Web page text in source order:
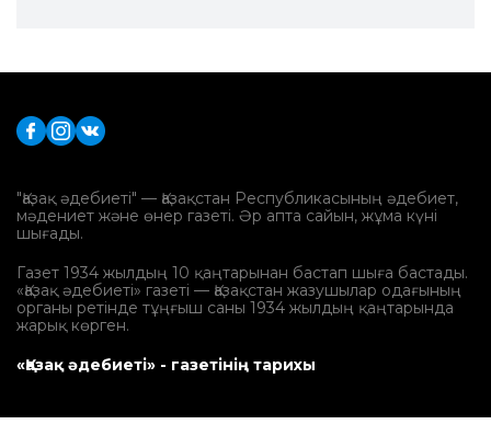
"Қазақ әдебиеті" — Қазақстан Республикасының әдебиет,
мәдениет және өнер газеті. Әр апта сайын, жұма күні
шығады.
Газет 1934 жылдың 10 қаңтарынан бастап шыға бастады.
«Қазақ әдебиеті» газеті — Қазақстан жазушылар одағының
органы ретінде тұңғыш саны 1934 жылдың қаңтарында
жарық көрген.
«Қазақ әдебиеті» - газетінің тарихы